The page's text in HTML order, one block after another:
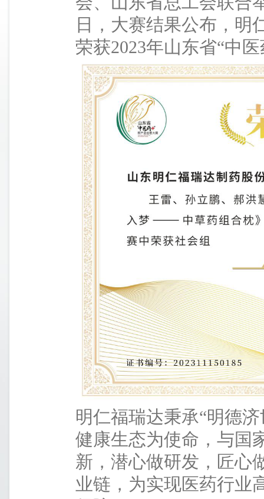
日，大赛结果公布，
荣获2023年山东省“中
明仁福瑞达秉承“明德
健康生态为使命，与国
新，潜心做研发，匠心
业链，为实现医药行业